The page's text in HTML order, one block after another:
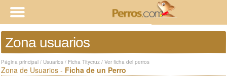
Zona usuarios
Página principal / Usuarios / Ficha Titycruz / Ver ficha del perros
Zona de Usuarios - Ficha de un Perro